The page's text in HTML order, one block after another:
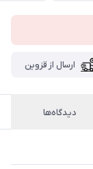
ارسال از قزوین
دیدگاه‌ها